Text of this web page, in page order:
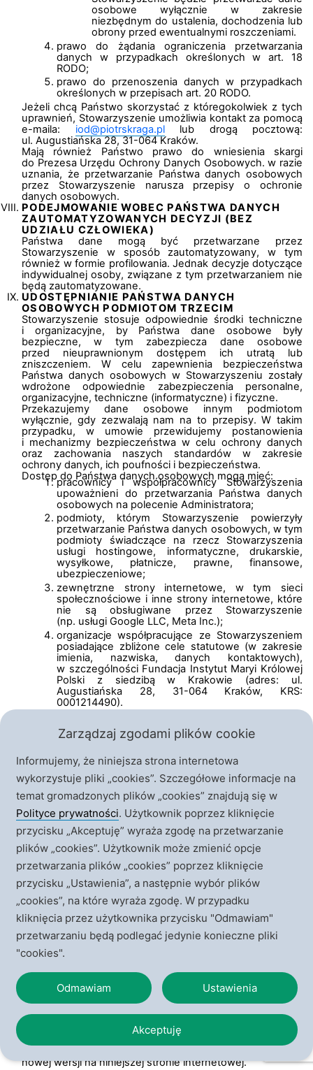
osobowe wyłącznie w zakresie
niezbędnym do ustalenia, dochodzenia lub
obrony przed ewentualnymi roszczeniami.
prawo do żądania ograniczenia przetwarzania
danych w przypadkach określonych w art. 18
RODO;
prawo do przenoszenia danych w przypadkach
określonych w przepisach art. 20 RODO.
Jeżeli chcą Państwo skorzystać z któregokolwiek z tych
uprawnień, Stowarzyszenie umożliwia kontakt za pomocą
e-maila: iod@piotrskraga.pllub drogą pocztową:
ul. Augustiańska 28, 31-064 Kraków.
Mają również Państwo prawo do wniesienia skargi
do Prezesa Urzędu Ochrony Danych Osobowych. w razie
uznania, że przetwarzanie Państwa danych osobowych
przez Stowarzyszenie narusza przepisy o ochronie
danych osobowych.
PODEJMOWANIE WOBEC PAŃSTWA DANYCH
ZAUTOMATYZOWANYCH DECYZJI (BEZ
UDZIAŁU CZŁOWIEKA)
Państwa dane mogą być przetwarzane przez
Stowarzyszenie w sposób zautomatyzowany, w tym
również w formie profilowania. Jednak decyzje dotyczące
indywidualnej osoby, związane z tym przetwarzaniem nie
będą zautomatyzowane.
UDOSTĘPNIANIE PAŃSTWA DANYCH
OSOBOWYCH PODMIOTOM TRZECIM
Stowarzyszenie stosuje odpowiednie środki techniczne
i organizacyjne, by Państwa dane osobowe były
bezpieczne, w tym zabezpiecza dane osobowe
przed nieuprawnionym dostępem ich utratą lub
zniszczeniem. W celu zapewnienia bezpieczeństwa
Państwa danych osobowych w Stowarzyszeniu zostały
wdrożone odpowiednie zabezpieczenia personalne,
organizacyjne, techniczne (informatyczne) i fizyczne.
Przekazujemy dane osobowe innym podmiotom
wyłącznie, gdy zezwalają nam na to przepisy. W takim
przypadku, w umowie przewidujemy postanowienia
i mechanizmy bezpieczeństwa w celu ochrony danych
oraz zachowania naszych standardów w zakresie
ochrony danych, ich poufności i bezpieczeństwa.
Dostęp do Państwa danych osobowych mogą mieć:
pracownicy i współpracownicy Stowarzyszenia
upoważnieni do przetwarzania Państwa danych
osobowych na polecenie Administratora;
podmioty, którym Stowarzyszenie powierzyły
przetwarzanie Państwa danych osobowych, w tym
podmioty świadczące na rzecz Stowarzyszenia
usługi hostingowe, informatyczne, drukarskie,
wysyłkowe, płatnicze, prawne, finansowe,
ubezpieczeniowe;
zewnętrzne strony internetowe, w tym sieci
społecznościowe i inne strony internetowe, które
nie są obsługiwane przez Stowarzyszenie
(np. usługi Google LLC, Meta Inc.);
organizacje współpracujące ze Stowarzyszeniem
posiadające zbliżone cele statutowe (w zakresie
imienia, nazwiska, danych kontaktowych),
w szczególności Fundacja Instytut Maryi Królowej
Polski z siedzibą w Krakowie (adres: ul.
Augustiańska 28, 31-064 Kraków, KRS:
0001214490).
dotrzeć do zewnętrznych stron internetowych, które nie
są obsługiwane przez Stowarzyszenie. Mogą to być
serwisy społecznościowe. Nie mamy wpływu
na przetwarzanie danych osobowych na takich
zewnętrznych stronach internetowych. Za te aspekty
odpowiada dostawca danej strony internetowej. Dlatego
prosimy o zapoznawanie się z warunkami korzystania i
informacjami o ochronie prywatności na zewnętrznych
stronach internetowych w celu uzyskania bardziej
precyzyjnych informacji o przetwarzaniu danych
osobowych na takich stronach.
Stowarzyszenie może przekazywać Państwa dane
osobowe do państw spoza Europejskiego Obszaru
Gospodarczego i organizacji międzynarodowych, co jest
związane z korzystaniem z rozwiązań technologicznych
zewnętrznych podmiotów (np. Google LLC).
Stowarzyszenie zapewnia, że dane będą przekazywane
do państw, wobec których Komisja Europejska wydała
decyzje o spełnianiu przez nie odpowiedniego stopnia
ochrony danych osobowych i/lub z zachowaniem
stosownej umowy, zawierającej klauzule ochrony danych
przyjęte przez Komisję Europejską, zapewniając
odpowiedni sposób zabezpieczenia przekazywanych
danych osobowych.
ZMIANY NINIEJSZEJ POLITYKI PRYWATNOŚCI
Mając na uwadze zasadę przejrzystości Stowarzyszenie
będzie regularnie dokonywał przeglądu i aktualizacji
nowej wersji na niniejszej stronie internetowej.
Zarządzaj zgodami plików cookie
Informujemy, że niniejsza strona internetowa
wykorzystuje pliki „cookies”. Szczegółowe informacje na
temat gromadzonych plików „cookies” znajdują się w
Polityce prywatności. Użytkownik poprzez kliknięcie
przycisku „Akceptuję” wyraża zgodę na przetwarzanie
plików „cookies”. Użytkownik może zmienić opcje
przetwarzania plików „cookies” poprzez kliknięcie
przycisku „Ustawienia”, a następnie wybór plików
„cookies”, na które wyraża zgodę. W przypadku
kliknięcia przez użytkownika przycisku "Odmawiam"
przetwarzaniu będą podlegać jedynie konieczne pliki
"cookies".
Odmawiam Ustawienia
Akceptuję